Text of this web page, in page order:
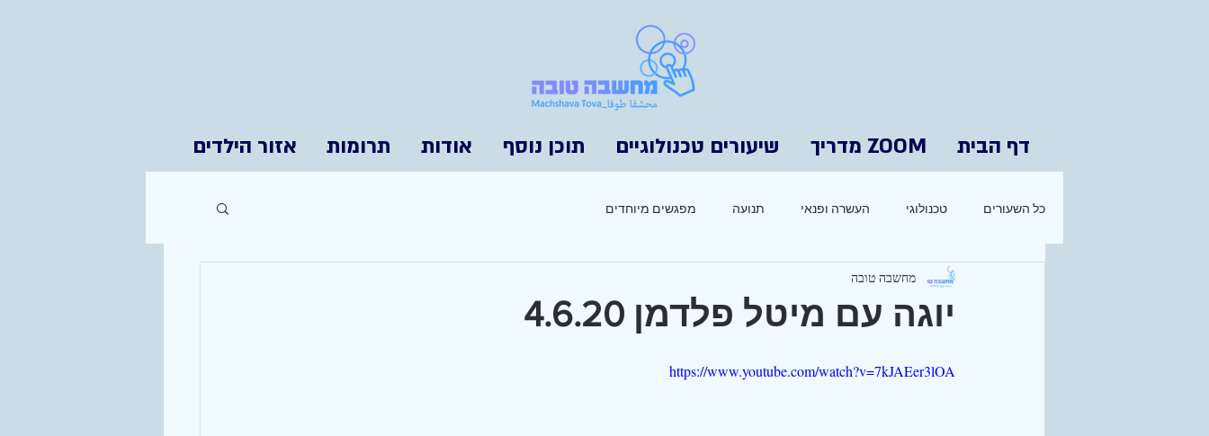
דף הבית ZOOM מדריך שיעורים טכנולוגיים תוכן נוסף אודות תרומות אזור הילדים
כל השעורים טכנולוגי העשרה ופנאי תנועה מפגשים מיוחדים
יוגה עם מיטל פלדמן 4.6.20
מחשבה טובה
https://www.youtube.com/watch?v=7kJAEer3lOA